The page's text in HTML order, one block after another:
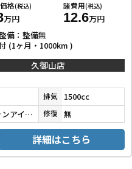
格(税込)
万円
諸費用(税込)
12.6万円
備：整備無
(1ヶ月・1000km )
久御山店
排気 1500cc
シフォンアイボリーＭ２ブラック２ＴＲ 修復 無
詳細はこちら